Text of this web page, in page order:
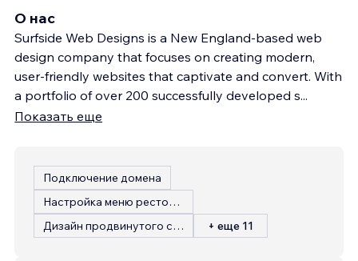
О нас
Surfside Web Designs is a New England-based web
design company that focuses on creating modern,
user-friendly websites that captivate and convert. With
a portfolio of over 200 successfully developed s...
Показать еще
Подключение домена
Настройка меню ресторана
Дизайн продвинутого сайта
+ еще 11